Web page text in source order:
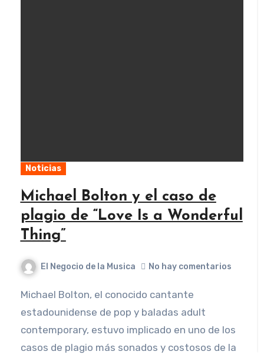
Noticias
Michael Bolton y el caso de
plagio de “Love Is a Wonderful
Thing”
El Negocio de la Musica No hay comentarios
Michael Bolton, el conocido cantante
estadounidense de pop y baladas adult
contemporary, estuvo implicado en uno de los
casos de plagio más sonados y costosos de la